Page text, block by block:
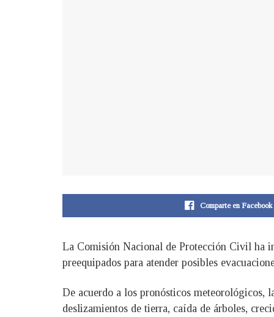
Comparte en Facebook
La Comisión Nacional de Protección Civil ha
preequipados para atender posibles
De acuerdo a los pronósticos meteorológicos,
deslizamientos de tierra, caída de árboles,